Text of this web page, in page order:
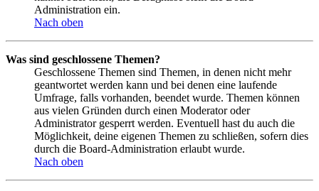
Administration ein.
Nach oben
Was sind geschlossene Themen?
Geschlossene Themen sind Themen, in denen nicht mehr
geantwortet werden kann und bei denen eine laufende
Umfrage, falls vorhanden, beendet wurde. Themen können
aus vielen Gründen durch einen Moderator oder
Administrator gesperrt werden. Eventuell hast du auch die
Möglichkeit, deine eigenen Themen zu schließen, sofern dies
durch die Board-Administration erlaubt wurde.
Nach oben